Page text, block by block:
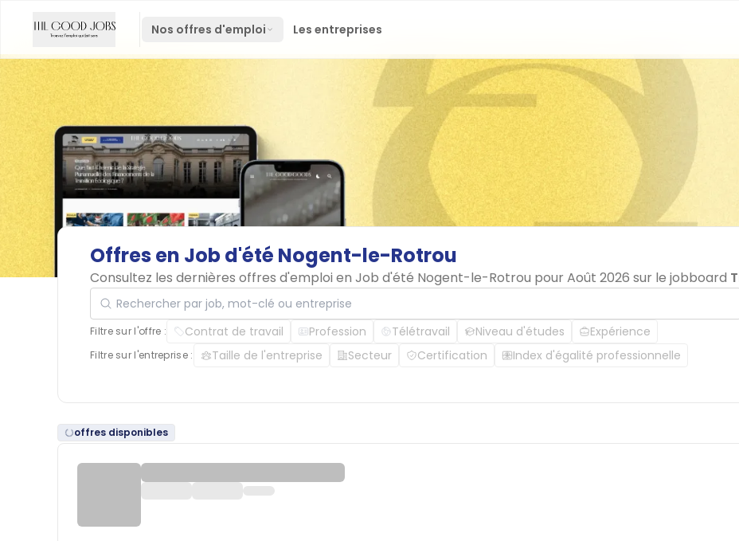
Nos offres d'emploi Les entreprises
Offres en Jobd'été Nogent-le-Rotrou
Consultez les dernières offres d'emploi en Job d'été Nogent-le-Rotrou pour Août 2026 sur le jobboard
Rechercher par job, mot-clé ou entreprise
Filtre sur l'offre : Contrat de travail Profession Télétravail Niveau d'études Expérience
Filtre sur l'entreprise : Taille de l'entreprise Secteur Certification Index d'égalité professionnelle
offres disponibles